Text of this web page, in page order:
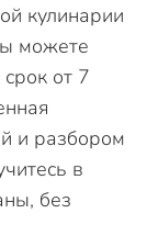
кулинарии
можете
от 7
и разбором
в
без